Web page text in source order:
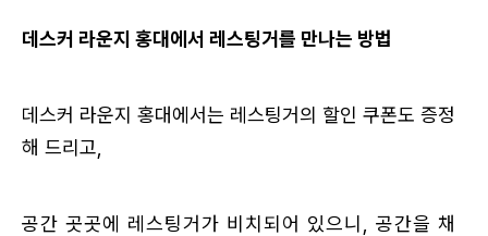
데스커 라운지 홍대에서 레스팅거를 만나는 방법
데스커 라운지 홍대에서는 레스팅거의 할인 쿠폰도 증정
해 드리고,
공간 곳곳에 레스팅거가 비치되어 있으니, 공간을 채